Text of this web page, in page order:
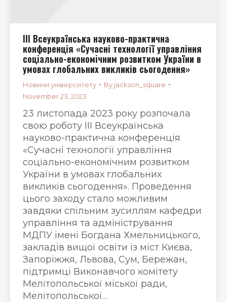
ІІІ Всеукраїнська науково-практична
конференція «Сучасні технології управління
соціально-економічним розвитком України в
умовах глобальних викликів сьогодення»
Новини університету By jackson_square
November 23, 2023
23 листопада 2023 року розпочала
свою роботу ІІІ Всеукраїнська
науково-практична конференція
«Сучасні технології управління
соціально-економічним розвитком
України в умовах глобальних
викликів сьогодення». Проведення
цього заходу стало можливим
завдяки спільним зусиллям кафедри
управління та адміністрування
МДПУ імені Богдана Хмельницького,
закладів вищої освіти із міст Києва,
Запоріжжя, Львова, Сум, Бережан,
підтримці Виконавчого комітету
Мелітопольської міської ради,
Мелітопольської…